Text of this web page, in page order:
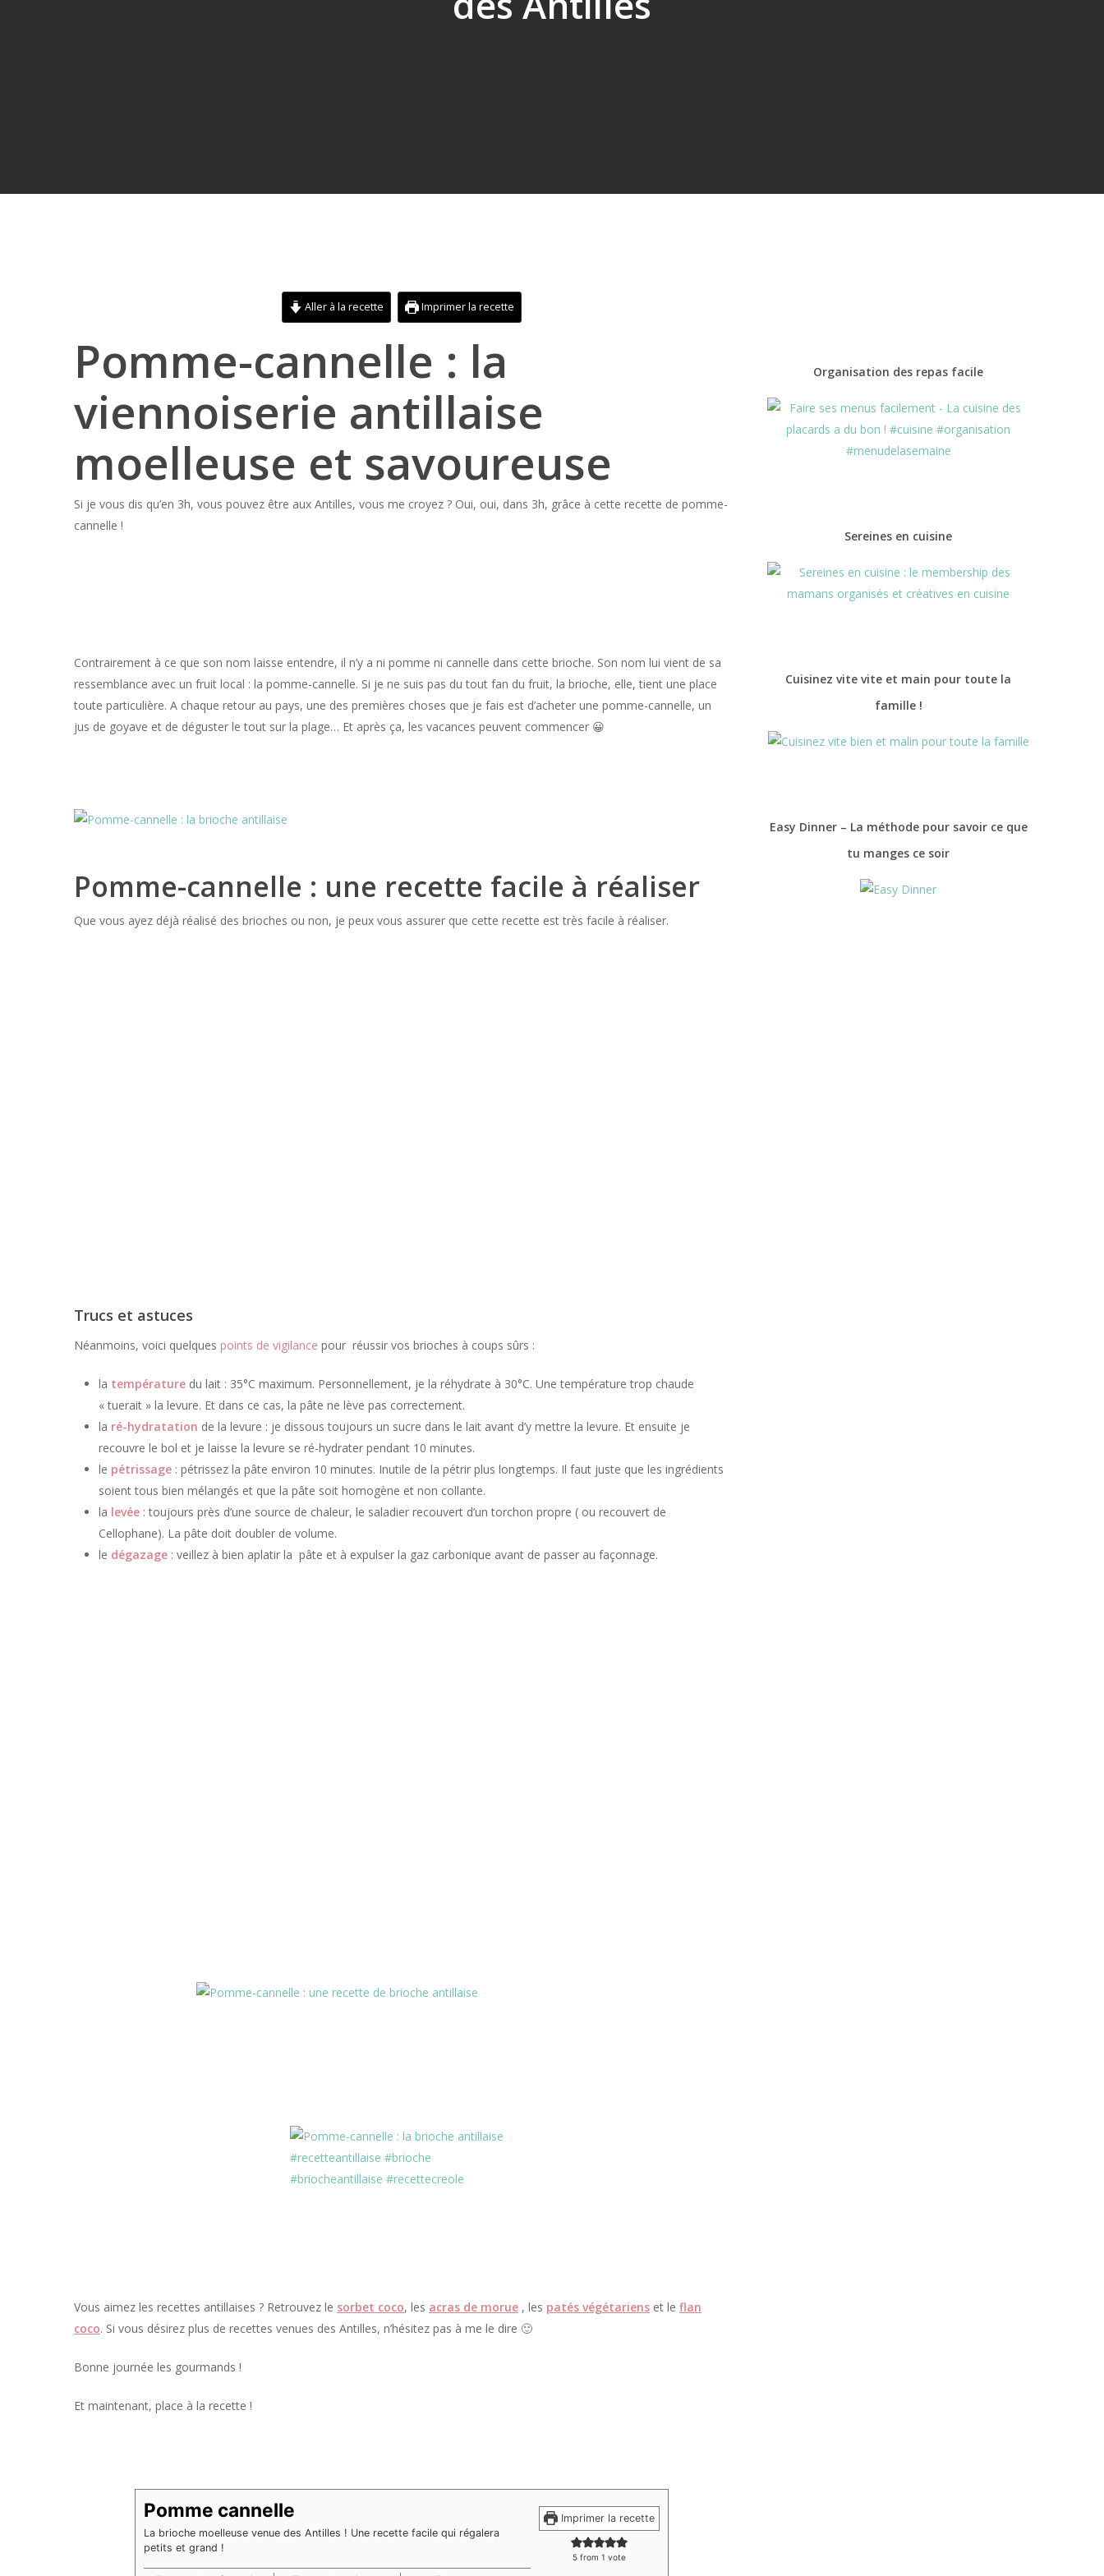
Aller à la recette Imprimer la recette
Pomme-cannelle : la
viennoiserie antillaise
moelleuse et savoureuse
Si je vous dis qu’en 3h, vous pouvez être aux Antilles, vous me croyez ? Oui, oui, dans 3h, grâce à cette recette de pomme-
cannelle !
Contrairement à ce que son nom laisse entendre, il n’y a ni pomme ni cannelle dans cette brioche. Son nom lui vient de sa
ressemblance avec un fruit local : la pomme-cannelle. Si je ne suis pas du tout fan du fruit, la brioche, elle, tient une place
toute particulière. A chaque retour au pays, une des premières choses que je fais est d’acheter une pomme-cannelle, un
jus de goyave et de déguster le tout sur la plage… Et après ça, les vacances peuvent commencer 😀
Pomme-cannelle : une recette facile à réaliser
Que vous ayez déjà réalisé des brioches ou non, je peux vous assurer que cette recette est très facile à réaliser.
Trucs et astuces
Néanmoins, voici quelques points de vigilance pour réussir vos brioches à coups sûrs :
la température du lait : 35°C maximum. Personnellement, je la réhydrate à 30°C. Une température trop chaude
« tuerait » la levure. Et dans ce cas, la pâte ne lève pas correctement.
la ré-hydratation de la levure : je dissous toujours un sucre dans le lait avant d’y mettre la levure. Et ensuite je
recouvre le bol et je laisse la levure se ré-hydrater pendant 10 minutes.
le pétrissage : pétrissez la pâte environ 10 minutes. Inutile de la pétrir plus longtemps. Il faut juste que les ingrédients
soient tous bien mélangés et que la pâte soit homogène et non collante.
la levée : toujours près d’une source de chaleur, le saladier recouvert d’un torchon propre ( ou recouvert de
Cellophane). La pâte doit doubler de volume.
le dégazage : veillez à bien aplatir la pâte et à expulser la gaz carbonique avant de passer au façonnage.
Vous aimez les recettes antillaises ? Retrouvez le sorbet coco, les acras de morue , les patés végétariens et le flan
coco. Si vous désirez plus de recettes venues des Antilles, n’hésitez pas à me le dire 🙂
Bonne journée les gourmands !
Et maintenant, place à la recette !
Imprimer la recette
5from 1 vote
Pomme cannelle
La brioche moelleuse venue des Antilles ! Une recette facile qui régalera
petits et grand !
Organisation des repas facile
Sereines en cuisine
Cuisinez vite vite et main pour toute la
famille !
Easy Dinner – La méthode pour savoir ce que
tu manges ce soir